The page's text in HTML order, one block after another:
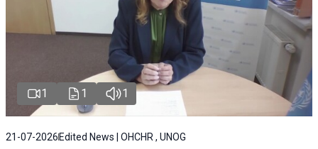
1 1 1
21-07-2026 Edited News | OHCHR , UNOG